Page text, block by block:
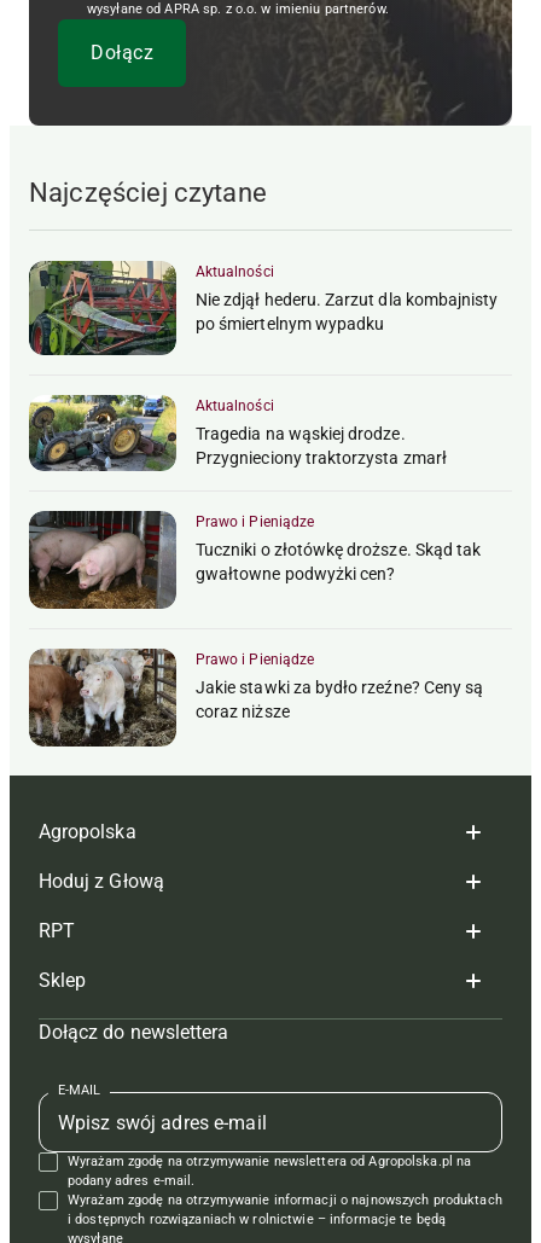
wysyłane od APRA sp. z o.o. w imieniu partnerów.
Najczęściej czytane
Aktualności
Nie zdjął hederu. Zarzut dla kombajnisty
po śmiertelnym wypadku
Aktualności
Tragedia na wąskiej drodze.
Przygnieciony traktorzysta zmarł
Prawo i Pieniądze
Tuczniki o złotówkę droższe. Skąd tak
gwałtowne podwyżki cen?
Prawo i Pieniądze
Jakie stawki za bydło rzeźne? Ceny są
coraz niższe
Agropolska
Redakcja
Reklama
Tagi
Mapa serwisu
Kontakt
Regulamin
Polityka prywatności
Hoduj z Głową
Hoduj z głową bydło
Hoduj z głową świnie
Prenumerata
Redakcja
Kontakt
Reklama
RPT
Redakcja
Prenumerata
Reklama
Kontakt
Krzyżówki
Sklep
Czasopisma i prenumerata
Książki
Regulamin
Dołącz do newslettera
E-MAIL
Wyrażam zgodę na otrzymywanie newslettera od Agropolska.pl na
podany adres e-mail.
Wyrażam zgodę na otrzymywanie informacji o najnowszych produktach
i dostępnych rozwiązaniach w rolnictwie – informacje te będą
wysyłane